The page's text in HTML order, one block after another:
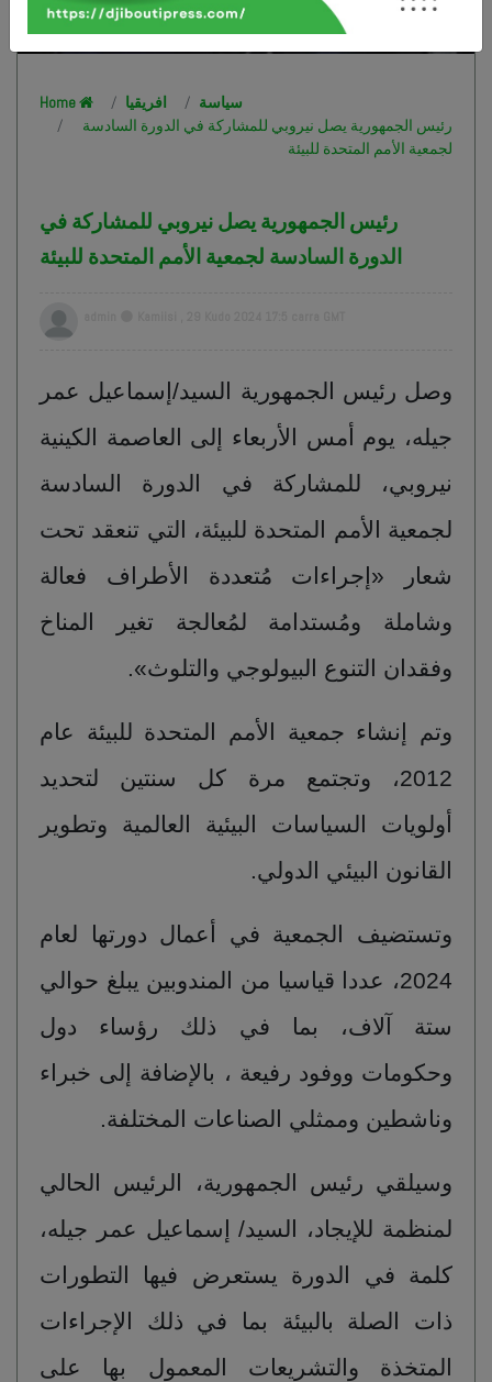
Home افريقيا
سياسة
رئيس الجمهورية يصل نيروبي للمشاركة في الدورة السادسة
لجمعية الأمم المتحدة للبيئة
رئيس الجمهورية يصل نيروبي للمشاركة في
الدورة السادسة لجمعية الأمم المتحدة للبيئة
وصل رئيس الجمهورية السيد/إسماعيل عمر
جيله، يوم أمس الأربعاء إلى العاصمة الكينية
نيروبي، للمشاركة في الدورة السادسة
لجمعية الأمم المتحدة للبيئة، التي تنعقد تحت
شعار «إجراءات مُتعددة الأطراف فعالة
وشاملة ومُستدامة لمُعالجة تغير المناخ
وفقدان التنوع البيولوجي والتلوث».
وتم إنشاء جمعية الأمم المتحدة للبيئة عام
2012، وتجتمع مرة كل سنتين لتحديد
أولويات السياسات البيئية العالمية وتطوير
القانون البيئي الدولي.
وتستضيف الجمعية في أعمال دورتها لعام
2024، عددا قياسيا من المندوبين يبلغ حوالي
ستة آلاف، بما في ذلك رؤساء دول
وحكومات ووفود رفيعة ، بالإضافة إلى خبراء
وناشطين وممثلي الصناعات المختلفة.
وسيلقي رئيس الجمهورية، الرئيس الحالي
لمنظمة للإيجاد، السيد/ إسماعيل عمر جيله،
كلمة في الدورة يستعرض فيها التطورات
ذات الصلة بالبيئة بما في ذلك الإجراءات
المتخذة والتشريعات المعمول بها على